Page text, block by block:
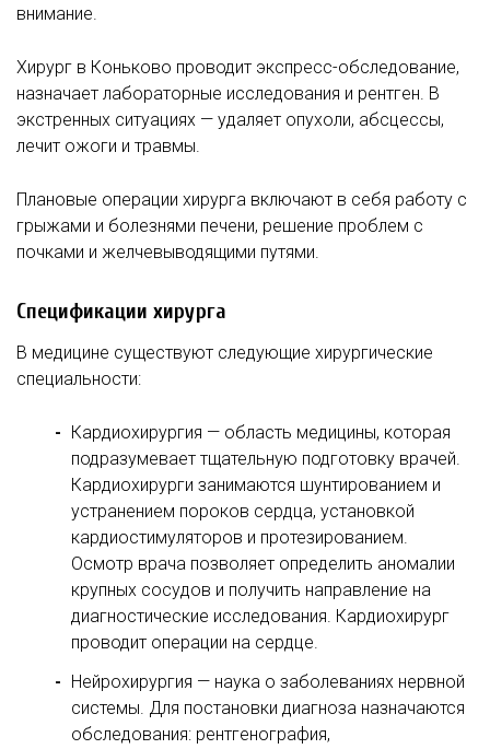
внимание.
Хирург в Коньково проводит экспресс-обследование,
назначает лабораторные исследования и рентген. В
экстренных ситуациях — удаляет опухоли, абсцессы,
лечит ожоги и травмы.
Плановые операции хирурга включают в себя работу с
грыжами и болезнями печени, решение проблем с
почками и желчевыводящими путями.
Спецификации хирурга
В медицине существуют следующие хирургические
специальности:
Кардиохирургия — область медицины, которая
подразумевает тщательную подготовку врачей.
Кардиохирурги занимаются шунтированием и
устранением пороков сердца, установкой
кардиостимуляторов и протезированием.
Осмотр врача позволяет определить аномалии
крупных сосудов и получить направление на
диагностические исследования. Кардиохирург
проводит операции на сердце.
Нейрохирургия — наука о заболеваниях нервной
системы. Для постановки диагноза назначаются
обследования: рентгенография,